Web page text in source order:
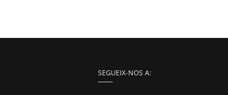
SEGUEIX-NOS A: